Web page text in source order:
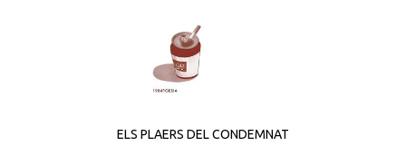
ELS PLAERS DEL CONDEMNAT